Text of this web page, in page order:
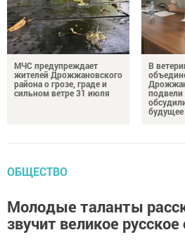
МЧС предупреждает
жителей Дрожжановского
района о грозе, граде и
сильном ветре 31 июля
В
подвели
будущее
ОБЩЕСТВО
Молодые таланты
звучит великое русское